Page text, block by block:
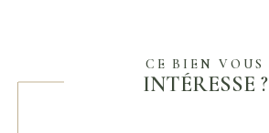
CE BIEN VOUS
INTÉRESSE ?